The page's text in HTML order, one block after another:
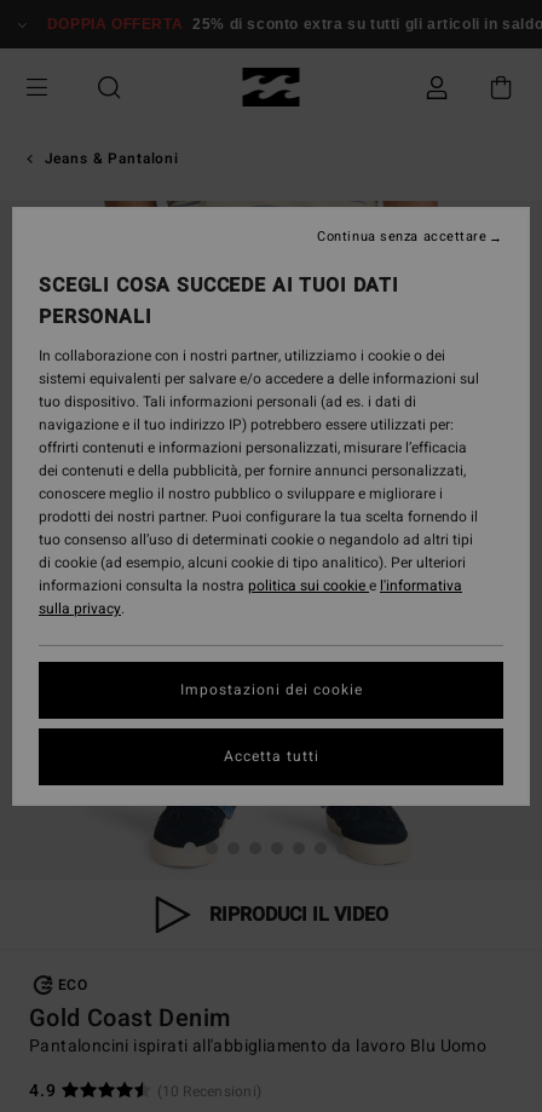
alle
prodotto
DOPPIA OFFERTA 25% di sconto extra su tutti gli articoli in
Jeans & Pantaloni
RIPRODUCI IL VIDEO
ECO
Gold Coast Denim
Pantaloncini ispirati all'abbigliamento da lavoro Blu Uomo
4.9
(10 Recensioni)
SCEGLI COSA SUCCEDE AI TUOI DATI
PERSONALI
In collaborazione con i nostri partner, utilizziamo i cookie o dei
sistemi equivalenti per salvare e/o accedere a delle informazioni sul
tuo dispositivo. Tali informazioni personali (ad es. i dati di
navigazione e il tuo indirizzo IP) potrebbero essere utilizzati per:
offrirti contenuti e informazioni personalizzati, misurare l’efficacia
dei contenuti e della pubblicità, per fornire annunci personalizzati,
conoscere meglio il nostro pubblico o sviluppare e migliorare i
prodotti dei nostri partner. Puoi configurare la tua scelta fornendo il
tuo consenso all’uso di determinati cookie o negandolo ad altri tipi
di cookie (ad esempio, alcuni cookie di tipo analitico). Per ulteriori
informazioni consulta la nostra politica sui cookiee l'informativa
sulla privacy.
Impostazioni dei cookie
Continua senza accettare
Accetta tutti